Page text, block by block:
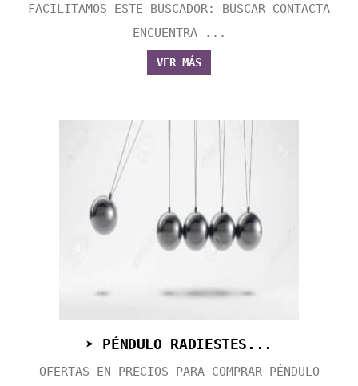
FACILITAMOS ESTE BUSCADOR: BUSCAR CONTACTA
ENCUENTRA ...
VER MÁS
➤ PÉNDULO RADIESTES...
OFERTAS EN PRECIOS PARA COMPRAR PÉNDULO